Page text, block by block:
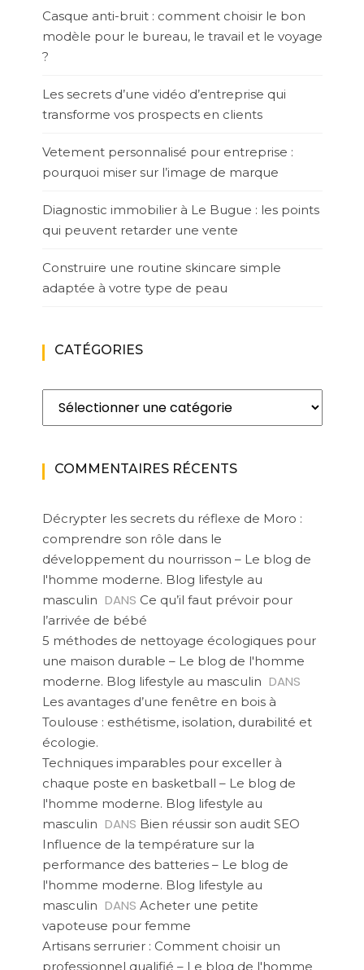
Casque anti-bruit : comment choisir le bon
modèle pour le bureau, le travail et le voyage
?
Les secrets d’une vidéo d’entreprise qui
transforme vos prospects en clients
Vetement personnalisé pour entreprise :
pourquoi miser sur l’image de marque
Diagnostic immobilier à Le Bugue : les points
qui peuvent retarder une vente
Construire une routine skincare simple
adaptée à votre type de peau
CATÉGORIES
Catégories
COMMENTAIRES RÉCENTS
Décrypter les secrets du réflexe de Moro :
comprendre son rôle dans le
développement du nourrisson – Le blog de
l'homme moderne. Blog lifestyle au
masculin DANS Ce qu’il faut prévoir pour
l’arrivée de bébé
5 méthodes de nettoyage écologiques pour
une maison durable – Le blog de l'homme
moderne. Blog lifestyle au masculin DANS
Les avantages d’une fenêtre en bois à
Toulouse : esthétisme, isolation, durabilité et
écologie.
Techniques imparables pour exceller à
chaque poste en basketball – Le blog de
l'homme moderne. Blog lifestyle au
masculin DANS Bien réussir son audit SEO
Influence de la température sur la
performance des batteries – Le blog de
l'homme moderne. Blog lifestyle au
masculin DANS Acheter une petite
vapoteuse pour femme
Artisans serrurier : Comment choisir un
professionnel qualifié – Le blog de l'homme